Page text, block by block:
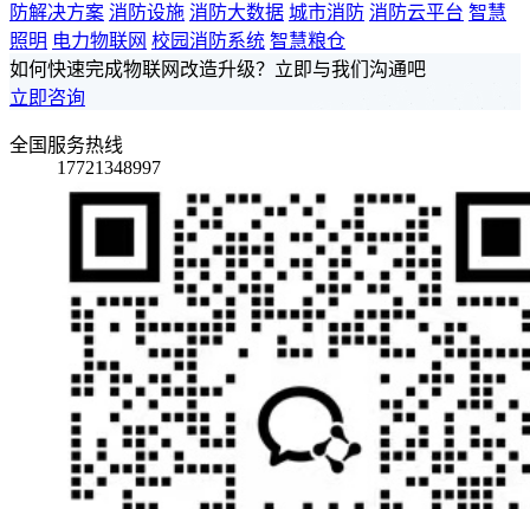
防解决方案 消防设施 消防大数据 城市消防 消防云平台 智慧
照明 电力物联网 校园消防系统 智慧粮仓
如何快速完成物联网改造升级？立即与我们沟通吧
立即咨询
全国服务热线
17721348997